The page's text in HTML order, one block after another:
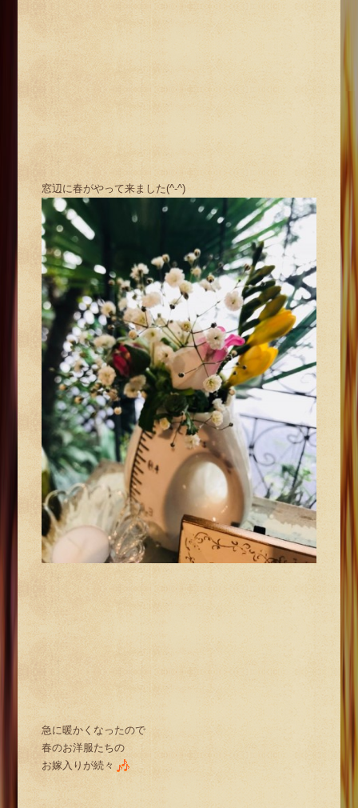
窓辺に春がやって来ました(^-^)
急に暖かくなったので
春のお洋服たちの
お嫁入りが続々